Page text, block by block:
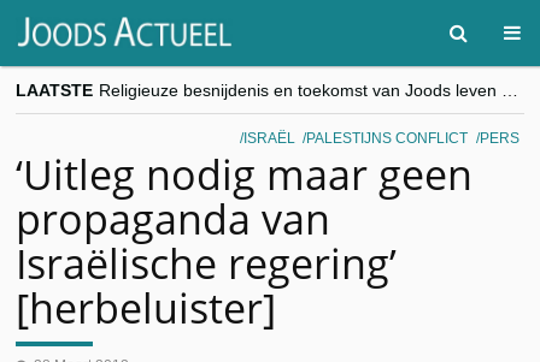
LAATSTE
“Besnijdenisdebat toont hoe moeilijk seculiere Westen minderheden begrijpt”, Jinnih Beels (Vooruit)
CITYTRIP | ROEMENIË – Boekarest: de verrassing van Oost-Europa
ISRAËL PALESTIJNS CONFLICT PERS
‘Uitleg nodig maar geen
propaganda van
Israëlische regering’
[herbeluister]